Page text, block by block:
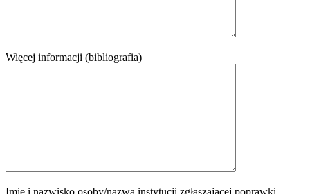
Więcej informacji (bibliografia)